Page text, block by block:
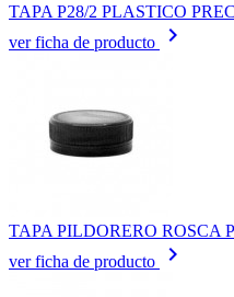
TAPA P28/2 PLASTICO
ver ficha de producto
keyboard_arrow_right
TAPA PILDORERO ROSCA
ver ficha de producto
keyboard_arrow_right